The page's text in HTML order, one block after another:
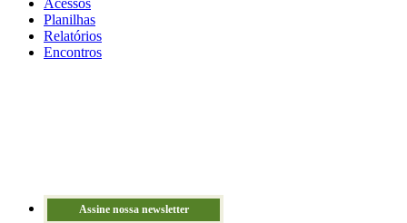
Acessos
Planilhas
Relatórios
Encontros
Assine nossa newsletter